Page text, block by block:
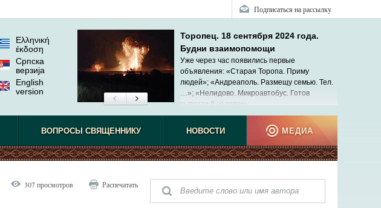
Подписаться на рассылку
Ελληνική
έκδοση
Српска
верзиjа
English
version
Торопец. 18 сентября 2024 года.
Будни взаимопомощи
Уже через час появились первые
объявления: «Старая Торопа. Приму
людей»; «Андреаполь. Размещу семью. Тел.
…»; «Нелидово. Микроавтобус. Готов
вывезти 8 человек»...
ВОПРОСЫ СВЯЩЕННИКУ НОВОСТИ МЕДИА
307 просмотров Распечатать